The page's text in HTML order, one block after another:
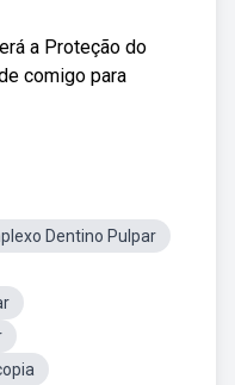
a Proteção do
comigo para
Dentino Pulpar